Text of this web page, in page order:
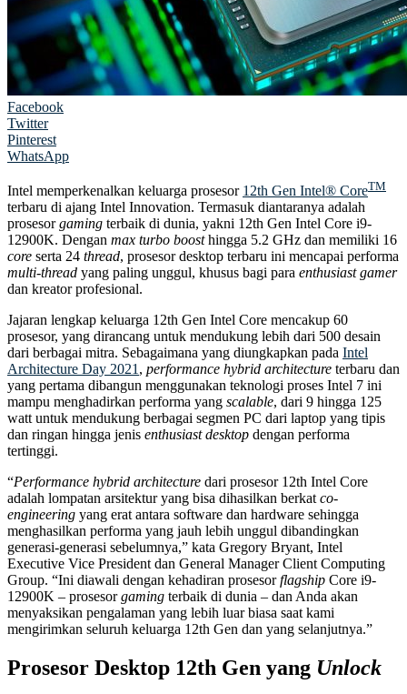
Facebook
Twitter
Pinterest
WhatsApp
Intel memperkenalkan keluarga prosesor 12th Gen Intel® CoreTM
terbaru di ajang Intel Innovation. Termasuk diantaranya adalah
prosesorgaming terbaik di dunia, yakni 12th Gen Intel Core i9-
12900K. Dengan max turbo boosthingga 5.2 GHz dan memiliki 16
core serta 24 thread, prosesor desktop terbaru ini mencapai performa
multi-thread yang paling unggul, khusus bagi para enthusiast gamer
dan kreator profesional.
Jajaran lengkap keluarga 12th Gen Intel Core mencakup 60
prosesor, yang dirancang untuk mendukung lebih dari 500 desain
dari berbagai mitra. Sebagaimana yang diungkapkan pada Intel
Architecture Day 2021 , performance hybrid architecture terbaru dan
yang pertama dibangun menggunakan teknologi proses Intel 7 ini
mampu menghadirkan performa yang scalable, dari 9 hingga 125
watt untuk mendukung berbagai segmen PC dari laptop yang tipis
dan ringan hingga jenis enthusiast desktop dengan performa
tertinggi.
“Performance hybrid architecture dari prosesor 12th Intel Core
adalah lompatan arsitektur yang bisa dihasilkan berkat co-
engineering yang erat antara software dan hardware sehingga
menghasilkan performa yang jauh lebih unggul dibandingkan
generasi-generasi sebelumnya,” kata Gregory Bryant, Intel
Executive Vice President dan General Manager Client Computing
Group. “Ini diawali dengan kehadiran prosesorflagship Core i9-
12900K – prosesorgaming terbaik di dunia – dan Anda akan
menyaksikan pengalaman yang lebih luar biasa saat kami
mengirimkan seluruh keluarga 12th Gen dan yang selanjutnya.”
Prosesor Desktop 12th Gen yang Unlock